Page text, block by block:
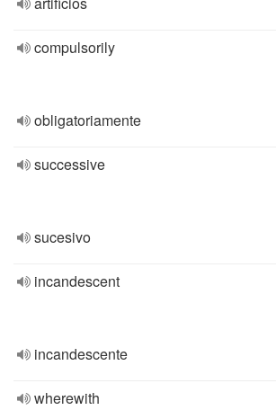
compulsorily
obligatoriamente
successive
sucesivo
incandescent
incandescente
wherewith